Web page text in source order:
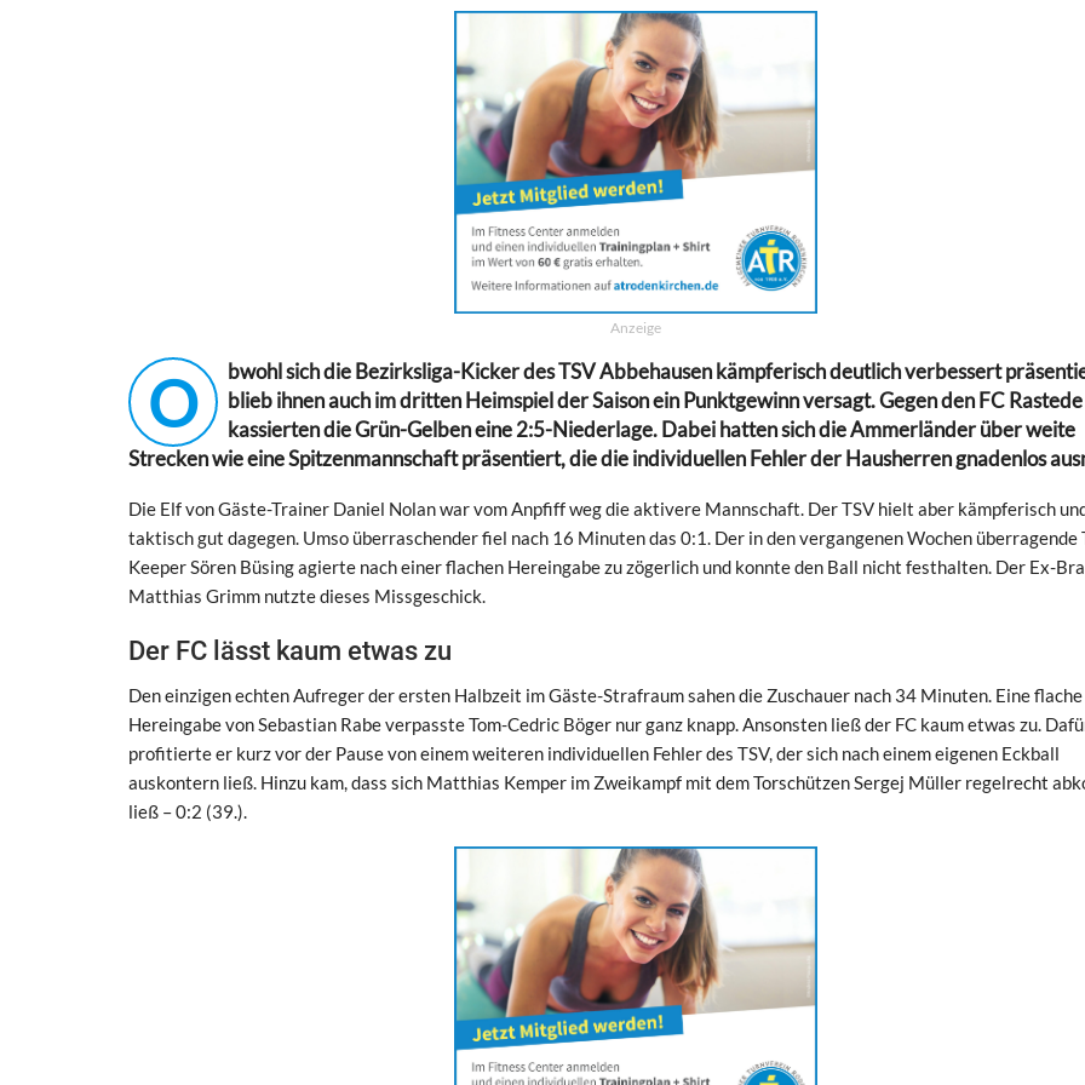
Anzeige
O
bwohl sich die Bezirksliga-Kicker des TSV Abbehausen kämpferisch deutlich verbessert
blieb ihnen auch im dritten Heimspiel der Saison ein Punktgewinn versagt. Gegen den FC Rastede
kassierten die Grün-Gelben eine 2:5-Niederlage. Dabei hatten sich die Ammerländer über weite
Strecken wie eine Spitzenmannschaft präsentiert, die die individuellen Fehler der Hausherren gnadenlos
Die Elf von Gäste-Trainer Daniel Nolan war vom Anpfiff weg die aktivere Mannschaft. Der TSV hielt aber kämpferisch
taktisch gut dagegen. Umso überraschender fiel nach 16 Minuten das 0:1. Der in den vergangenen Wochen überragende
Keeper Sören Büsing agierte nach einer flachen Hereingabe zu zögerlich und konnte den Ball nicht festhalten. Der Ex-
Matthias Grimm nutzte dieses Missgeschick.
Der FC lässt kaum etwas zu
Den einzigen echten Aufreger der ersten Halbzeit im Gäste-Strafraum sahen die Zuschauer nach 34 Minuten. Eine flache
Hereingabe von Sebastian Rabe verpasste Tom-Cedric Böger nur ganz knapp. Ansonsten ließ der FC kaum etwas zu.
profitierte er kurz vor der Pause von einem weiteren individuellen Fehler des TSV, der sich nach einem eigenen Eckball
auskontern ließ. Hinzu kam, dass sich Matthias Kemper im Zweikampf mit dem Torschützen Sergej Müller regelrecht
ließ – 0:2 (39.).